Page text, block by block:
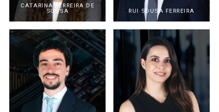
CATARINA FERREIRA DE
SOUSA RUI SOUSA FERREIRA